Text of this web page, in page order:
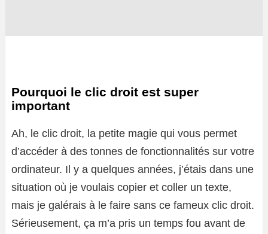
Pourquoi le clic droit est super
important
Ah, le clic droit, la petite magie qui vous permet
d’accéder à des tonnes de fonctionnalités sur votre
ordinateur. Il y a quelques années, j’étais dans une
situation où je voulais copier et coller un texte,
mais je galérais à le faire sans ce fameux clic droit.
Sérieusement, ça m’a pris un temps fou avant de